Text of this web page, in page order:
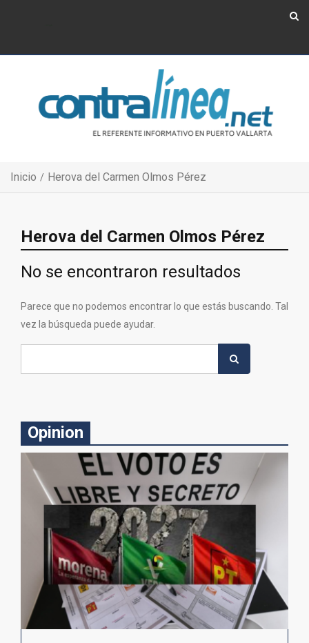
Inicio Herova del Carmen Olmos Pérez
Herova del Carmen Olmos Pérez
No se encontraron resultados
Parece que no podemos encontrar lo que estás buscando. Tal
vez la búsqueda puede ayudar.
Opinion